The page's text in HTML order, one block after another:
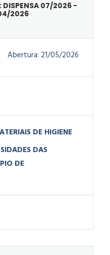
DISPENSA 07/2026 -
2026
Abertura: 21/05/2026
DE HIGIENE
DAS
DE